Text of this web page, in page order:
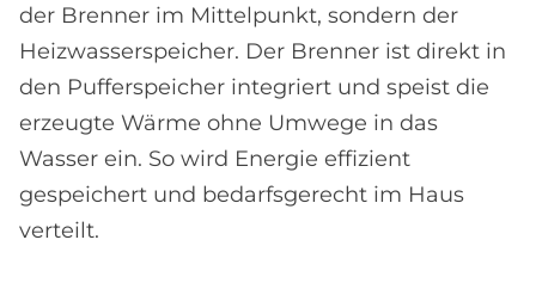
der Brenner im Mittelpunkt, sondern der
Heizwasserspeicher. Der Brenner ist direkt in
den Pufferspeicher integriert und speist die
erzeugte Wärme ohne Umwege in das
Wasser ein. So wird Energie effizient
gespeichert und bedarfsgerecht im Haus
verteilt.